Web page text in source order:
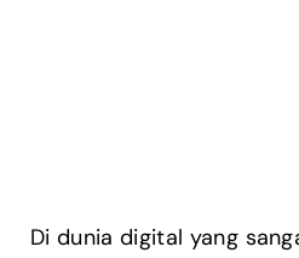
Di dunia digital yang